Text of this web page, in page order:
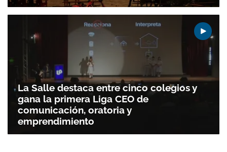
La Salle destaca entre cinco colegios y
gana la primera Liga CEO de
comunicación, oratoria y
emprendimiento